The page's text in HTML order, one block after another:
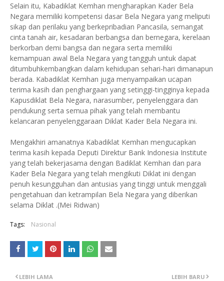
Selain itu, Kabadiklat Kemhan mengharapkan Kader Bela
Negara memiliki kompetensi dasar Bela Negara yang meliputi
sikap dan perilaku yang berkepribadian Pancasila, semangat
cinta tanah air, kesadaran berbangsa dan bernegara, kerelaan
berkorban demi bangsa dan negara serta memiliki
kemampuan awal Bela Negara yang tangguh untuk dapat
ditumbuhkembangkan dalam kehidupan sehari-hari dimanapun
berada. Kabadiklat Kemhan juga menyampaikan ucapan
terima kasih dan penghargaan yang setinggi-tingginya kepada
Kapusdiklat Bela Negara, narasumber, penyelenggara dan
pendukung serta semua pihak yang telah membantu
kelancaran penyelenggaraan Diklat Kader Bela Negara ini.
Mengakhiri amanatnya Kabadiklat Kemhan mengucapkan
terima kasih kepada Deputi Direktur Bank Indonesia Institute
yang telah bekerjasama dengan Badiklat Kemhan dan para
Kader Bela Negara yang telah mengikuti Diklat ini dengan
penuh kesungguhan dan antusias yang tinggi untuk menggali
pengetahuan dan ketrampilan Bela Negara yang diberikan
selama Diklat .(Mei Ridwan)
Tags: Nasional
LEBIH BARU
LEBIH LAMA